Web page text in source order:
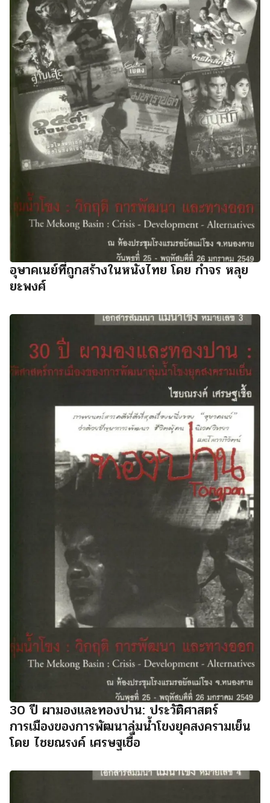
อุษาคเนย์ที่ถูกสร้างในหนังไทย โดย กำจร หลุย
ยะพงศ์
30 ปี ผามองและทองปาน: ประวัติศาสตร์
การเมืองของการพัฒนาลุ่มน้ำโขงยุคสงครามเย็น
โดย ไชยณรงค์ เศรษฐเชื้อ